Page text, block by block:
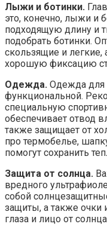
Лыжи и ботинки.
это, конечно, лыжи и
подходящую длину и
подобрать ботинки.
скользящие и
хорошую фиксацию
Одежда. Одежда для
функциональной.
специальную
обеспечивает отвод
также защищает от
про термобелье,
помогут сохранить
Защита от солнца.
вредного
собой
защиты, а также очки
глаза и лицо от